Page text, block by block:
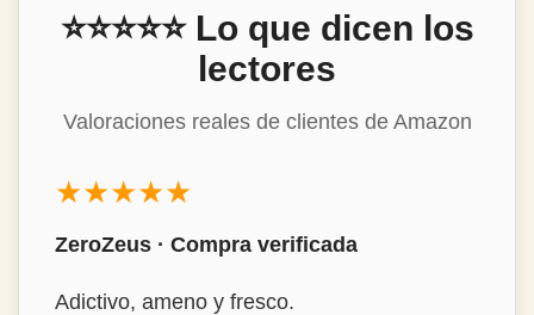
⭐⭐⭐⭐⭐ Lo que dicen los
lectores
Valoraciones reales de clientes de Amazon
★★★★★
Mon Álvarez · Compra verificada
Estrambóticamente genial!